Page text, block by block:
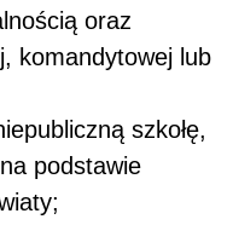
oraz
komandytowej lub
szkołę,
podstawie